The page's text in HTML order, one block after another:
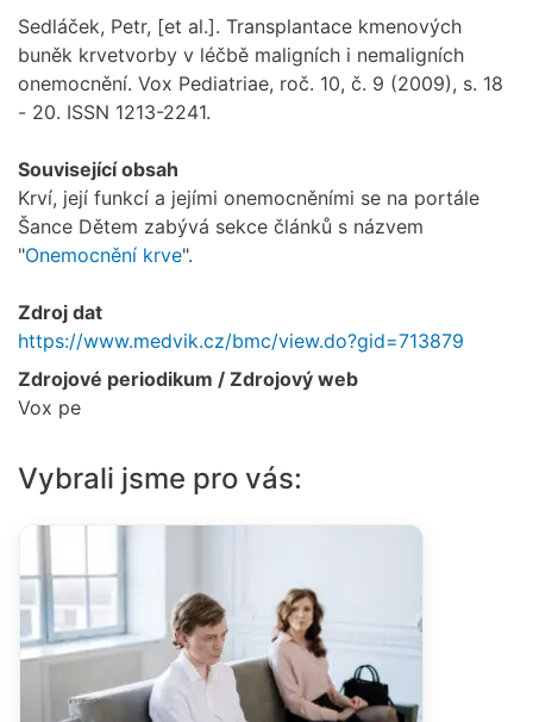
Sedláček, Petr, [et al.]. Transplantace kmenových
buněk krvetvorby v léčbě maligních i nemaligních
onemocnění. Vox Pediatriae, roč. 10, č. 9 (2009), s. 18
- 20. ISSN 1213-2241.
Související obsah
Krví, její funkcí a jejími onemocněními se na portále
Šance Dětem zabývá sekce článků s názvem
"Onemocnění krve".
Zdroj dat
https://www.medvik.cz/bmc/view.do?gid=713879
Zdrojové periodikum / Zdrojový web
Vox pe
Vybrali jsme pro vás: